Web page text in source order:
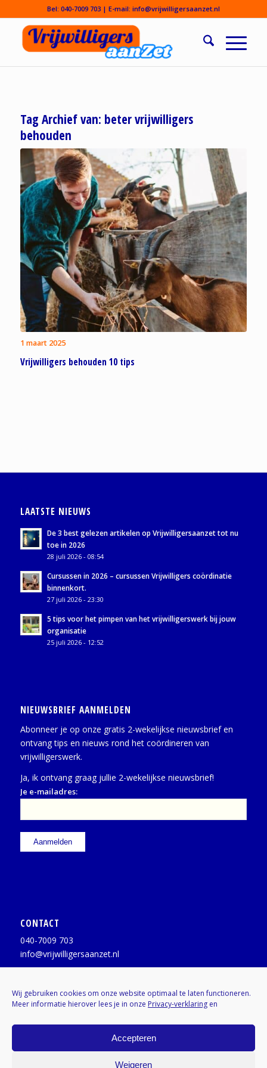
Wij gebruiken cookies om onze website optimaal te laten functioneren.
Meer informatie hierover lees je in onze Privacy-verklaring en
Accepteren
Weigeren
Bel: 040-7009 703| E-mail: info@vrijwilligersaanzet.nl
Tag Archief van: beter vrijwilligers
behouden
Vrijwilligers behouden 10 tips
1 maart 2025
LAATSTE NIEUWS
De 3 best gelezen artikelen op Vrijwilligersaanzet tot nu
toe in 2026
28 juli 2026 - 08:54
Cursussen in 2026 – cursussen Vrijwilligers coördinatie
binnenkort.
27 juli 2026 - 23:30
5 tips voor het pimpen van het vrijwilligerswerk bij jouw
organisatie
25 juli 2026 - 12:52
NIEUWSBRIEF AANMELDEN
Abonneer je op onze gratis 2-wekelijkse nieuwsbrief en
ontvang tips en nieuws rond het coördineren van
vrijwilligerswerk.
Ja, ik ontvang graag jullie 2-wekelijkse nieuwsbrief!
Je e-mailadres:
CONTACT
040-7009 703
info@vrijwilligersaanzet.nl
X / Twitter:@vrijwilligerAZ
Kenniscentrumvrijwilligers